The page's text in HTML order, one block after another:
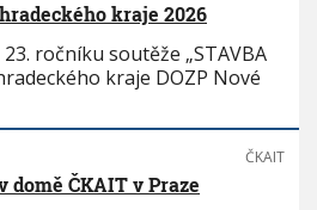
kraje 2026
ročníku soutěže „STAVBA
kraje DOZP Nové
ČKAIT
domě ČKAIT v Praze